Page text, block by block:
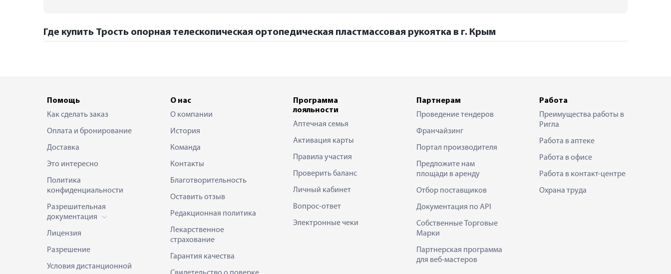
Где купить Трость опорная телескопическая ортопедическая пластмассовая рукоятка в г. Крым
Помощь
Как сделать заказ
Оплата и бронирование
Доставка
Это интересно
Политика
конфиденциальности
Разрешительная
документация
Лицензия
Разрешение
Условия дистанционной
О нас
О компании
История
Команда
Контакты
Благотворительность
Оставить отзыв
Редакционная политика
Лекарственное
страхование
Гарантия качества
Программа
лояльности
Аптечная семья
Активация карты
Правила участия
Проверить баланс
Личный кабинет
Вопрос-ответ
Электронные чеки
Партнерам
Проведение тендеров
Франчайзинг
Портал производителя
Предложите нам
площади в аренду
Отбор поставщиков
Документация по API
Собственные Торговые
Марки
Партнерская программа
для веб-мастеров
Работа
Преимущества работы в
Ригла
Работа в аптеке
Работа в офисе
Работа в контакт-центре
Охрана труда